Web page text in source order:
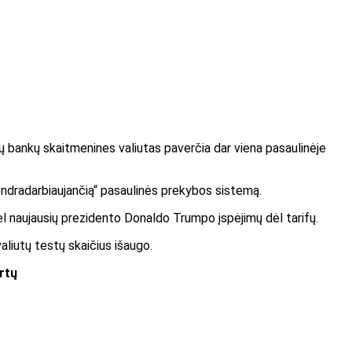
skaitmenines valiutas paverčia dar viena pasaulinėje
pasaulinės prekybos sistemą.
prezidento Donaldo Trumpo įspėjimų dėl tarifų.
testų skaičius išaugo.